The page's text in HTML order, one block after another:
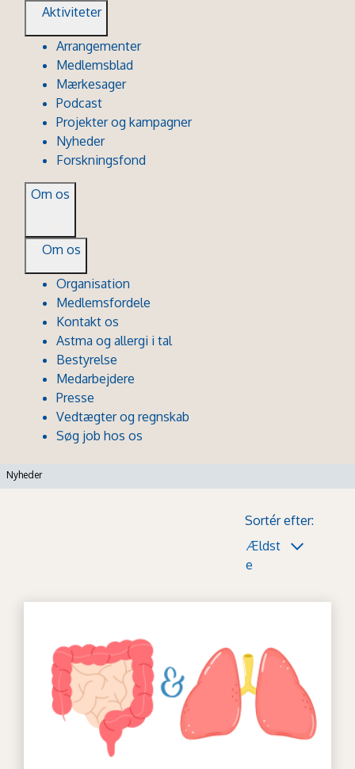
Aktiviteter
Arrangementer
Medlemsblad
Mærkesager
Podcast
Projekter og kampagner
Nyheder
Forskningsfond
Om os
Om os
Organisation
Medlemsfordele
Kontakt os
Astma og allergi i tal
Bestyrelse
Medarbejdere
Presse
Vedtægter og regnskab
Søg job hos os
Nyheder
Sortér efter:
Ældst
e